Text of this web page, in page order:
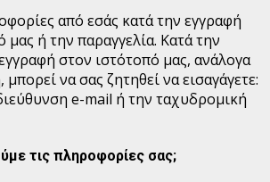
από εσάς κατά την εγγραφή
μας ή την παραγγελία. Κατά την
στον ιστότοπό μας, ανάλογα
να σας ζητηθεί να εισαγάγετε:
e-mail ή την ταχυδρομική
τις πληροφορίες σας;